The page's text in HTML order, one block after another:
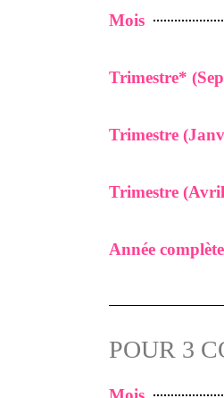
Mois
Trimestre*
Trimestre
Trimestre
Année complète
POUR 3